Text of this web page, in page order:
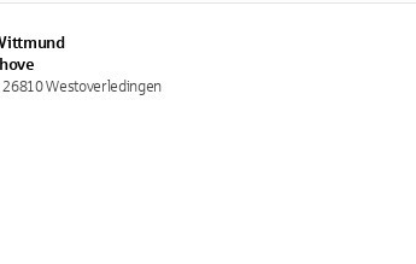
Westoverledingen